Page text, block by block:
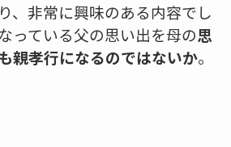
、非常に興味のある内容でし
っている父の思い出を母の思
親孝行になるのではないか。